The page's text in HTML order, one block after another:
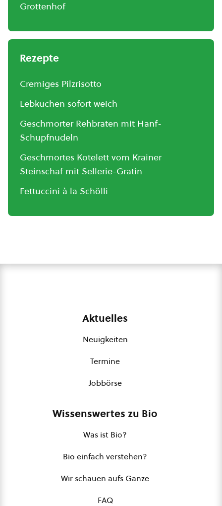
Grottenhof
Rezepte
Cremiges Pilzrisotto
Lebkuchen sofort weich
Geschmorter Rehbraten mit Hanf-
Schupfnudeln
Geschmortes Kotelett vom Krainer
Steinschaf mit Sellerie-Gratin
Fettuccini à la Schölli
Aktuelles
Neuigkeiten
Termine
Jobbörse
Wissenswertes zu Bio
Was ist Bio?
Bio einfach verstehen?
Wir schauen aufs Ganze
FAQ